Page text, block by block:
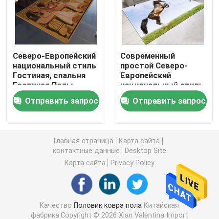
Ковер Bathroom водоустойчивый
Половик игровой детей
Половой коврик стула
Washable ковер кухни
Циновка доски дротика
Не сместите циновки лестницы
Северо-Европейский
национальный стиль
Гостиная, спальня
Гостиная Полы
ковры
Отправить запрос
Современный
простой Северо-
Европейский
национальный стиль
Гостиная, спальня
Гостиная Полы
ковры
Отправить запрос
Главная страница
Карта сайта
контактные данные
Desktop Site
Карта сайта
Privacy Policy
Качество Половик ковра пола Китайская
фабрика.Copyright © 2026 Xian Valentina Import